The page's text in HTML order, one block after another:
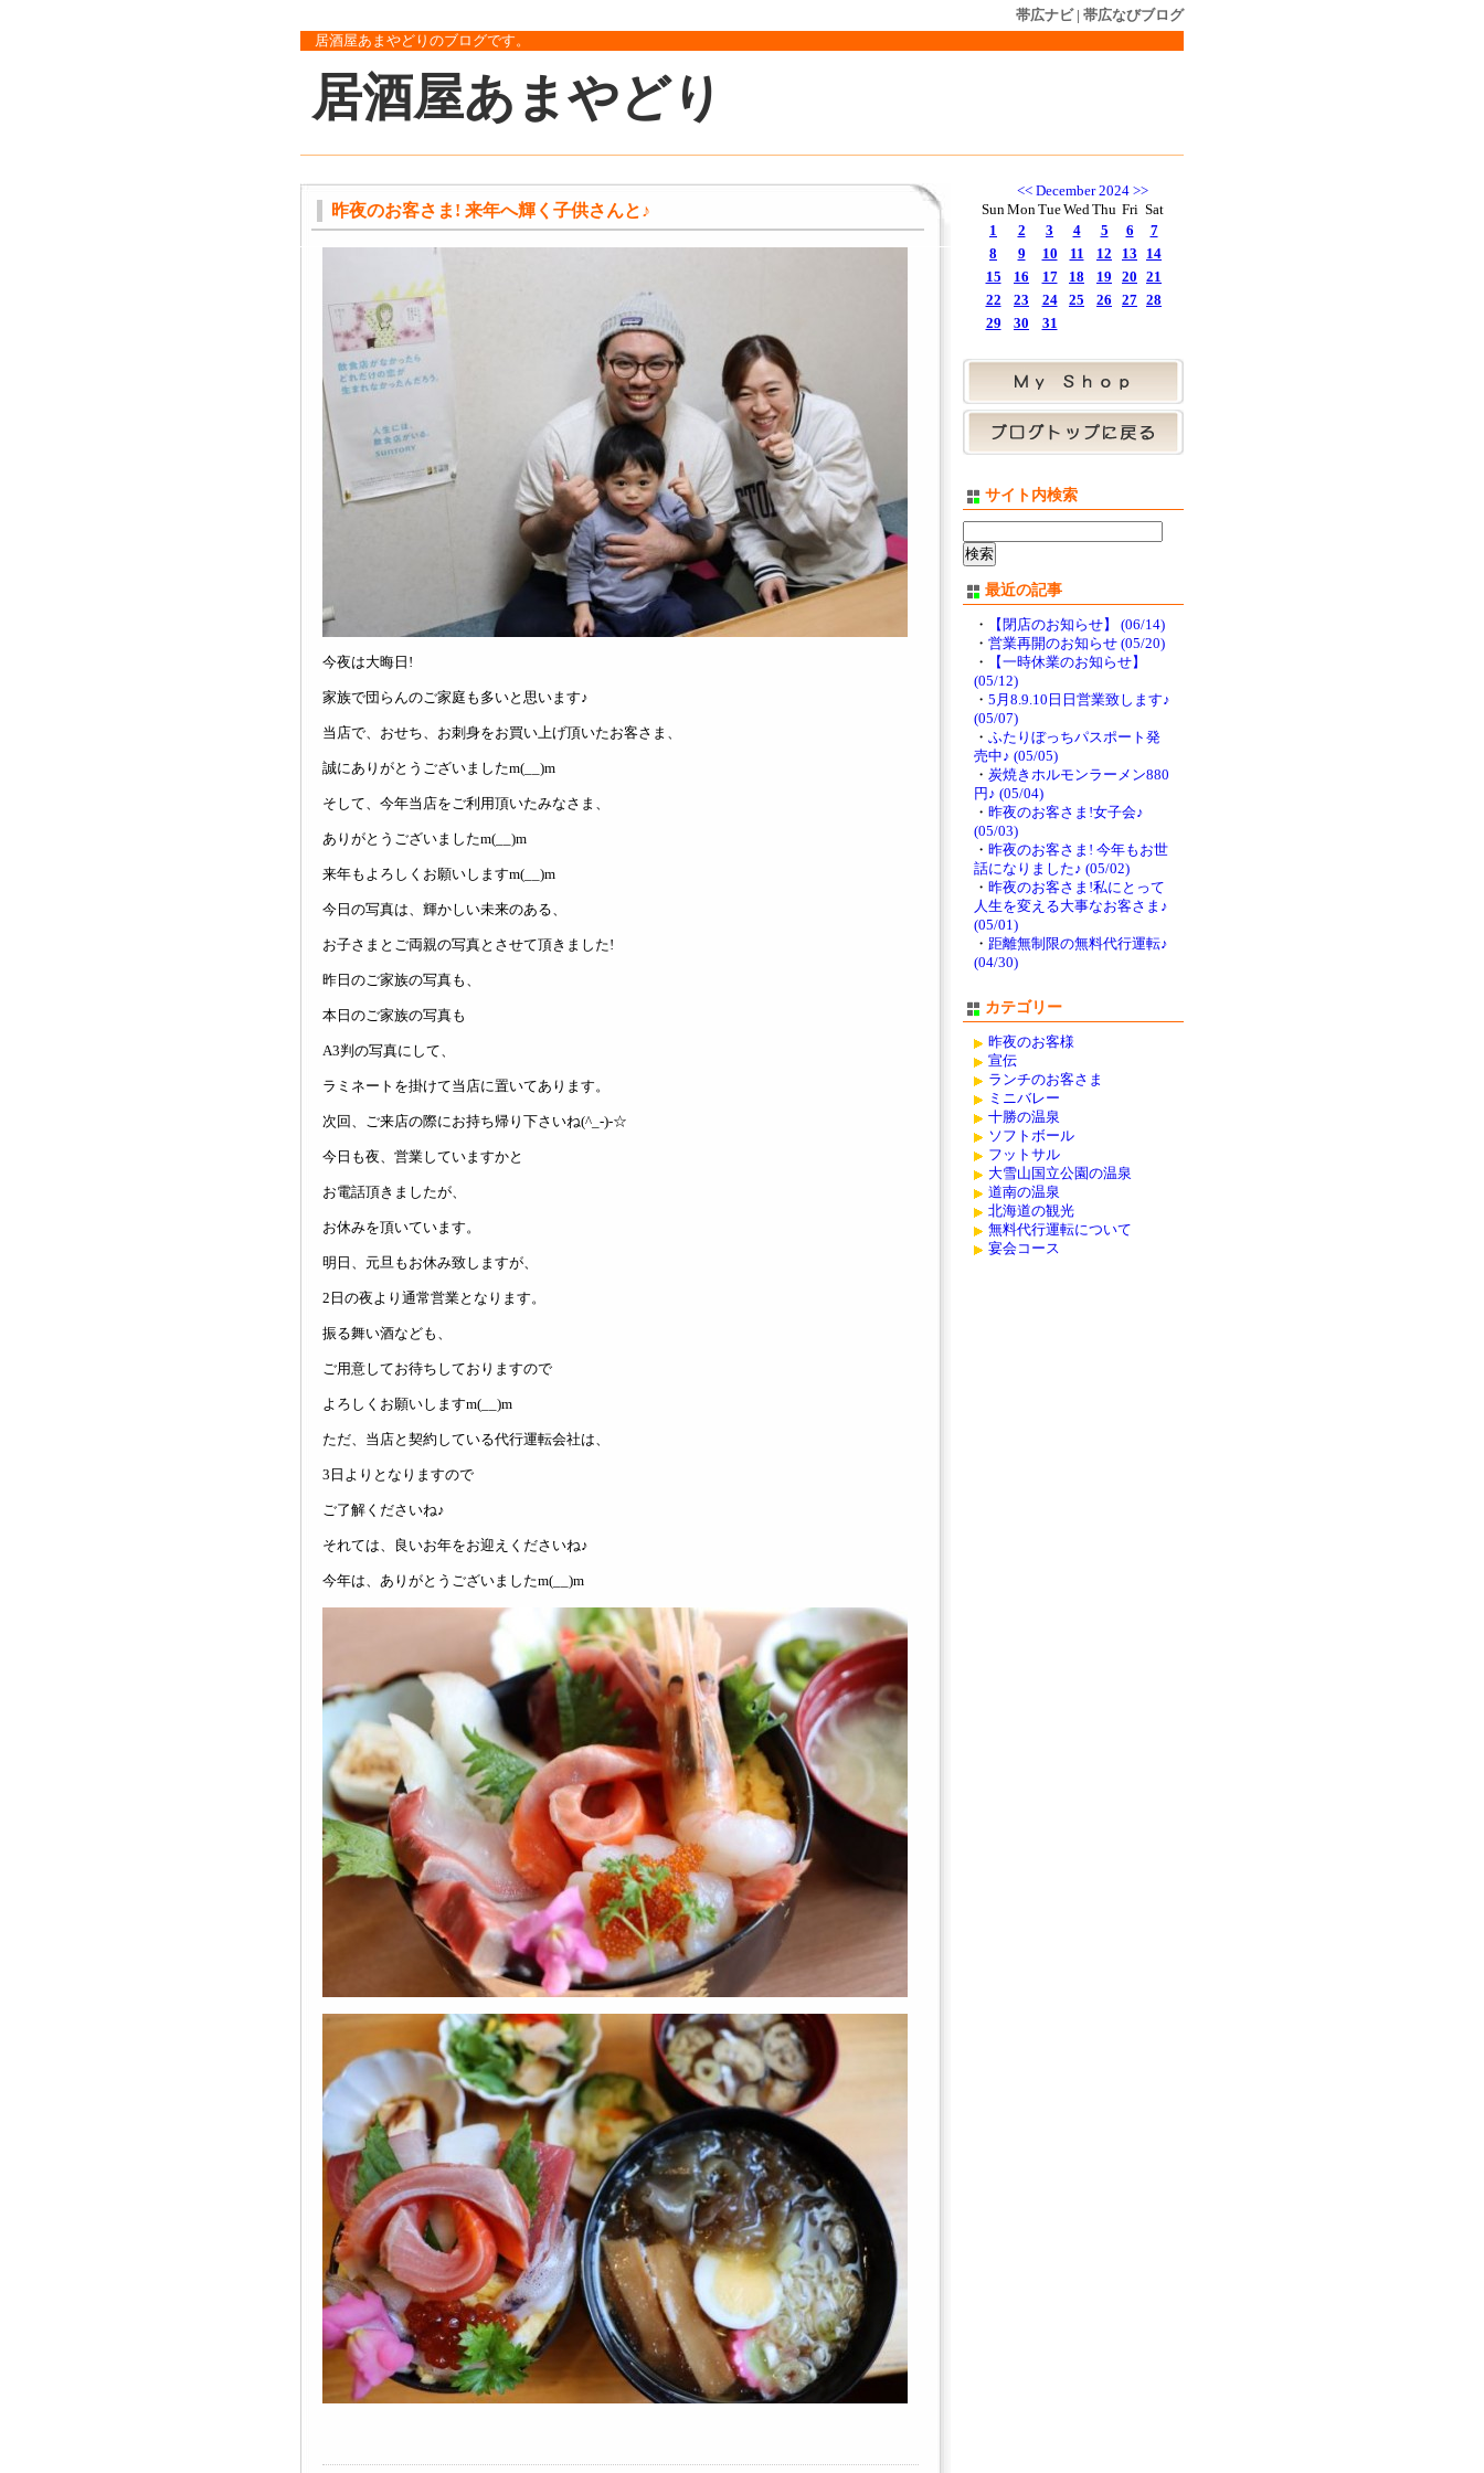
帯広ナビ| 帯広なびブログ
居酒屋あまやどりのブログです。
居酒屋あまやどり
昨夜のお客さま! 来年へ輝く子供さんと♪
今夜は大晦日!
家族で団らんのご家庭も多いと思います♪
当店で、おせち、お刺身をお買い上げ頂いたお客さま、
誠にありがとうございましたm(__)m
そして、今年当店をご利用頂いたみなさま、
ありがとうございましたm(__)m
来年もよろしくお願いしますm(__)m
今日の写真は、輝かしい未来のある、
お子さまとご両親の写真とさせて頂きました!
昨日のご家族の写真も、
本日のご家族の写真も
A3判の写真にして、
ラミネートを掛けて当店に置いてあります。
次回、ご来店の際にお持ち帰り下さいね(^_-)-☆
今日も夜、営業していますかと
お電話頂きましたが、
お休みを頂いています。
明日、元旦もお休み致しますが、
2日の夜より通常営業となります。
振る舞い酒なども、
ご用意してお待ちしておりますので
よろしくお願いしますm(__)m
ただ、当店と契約している代行運転会社は、
3日よりとなりますので
ご了解くださいね♪
それては、良いお年をお迎えくださいね♪
今年は、ありがとうございましたm(__)m
<< December 2024 >>
SunMonTueWedThu Fri Sat
1
2 3 4 5 6
7
8
9 10 11 12 13
14
15
16 17 18 19 20
21
22
23 24 25 26 27 28
29
30 31
サイト内検索
最近の記事
・
【閉店のお知らせ】 (06/14)
・ 営業再開のお知らせ (05/20)
・
【一時休業のお知らせ】
(05/12)
・ 5月8.9.10日日営業致します♪
(05/07)
・ ふたりぼっちパスポート発
売中♪ (05/05)
・ 炭焼きホルモンラーメン880
円♪ (05/04)
・ 昨夜のお客さま!女子会♪
(05/03)
・ 昨夜のお客さま! 今年もお世
話になりました♪ (05/02)
・ 昨夜のお客さま!私にとって
人生を変える大事なお客さま♪
(05/01)
・ 距離無制限の無料代行運転♪
(04/30)
カテゴリー
昨夜のお客様
宣伝
ランチのお客さま
ミニバレー
十勝の温泉
ソフトボール
フットサル
大雪山国立公園の温泉
道南の温泉
北海道の観光
無料代行運転について
宴会コース